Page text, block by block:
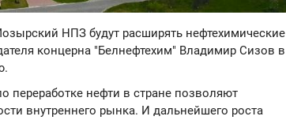
НПЗ будут расширять нефтехимические
концерна "Белнефтехим" Владимир Сизов в
переработке нефти в стране позволяют
внутреннего рынка. И дальнейшего роста